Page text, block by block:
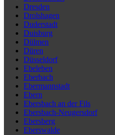
Dresden
Drolshagen
Duderstadt
Duisburg
Dülmen
Düren
Düsseldorf
Ebeleben
Eberbach
Ebermannstadt
Ebern
Ebersbach an der Fils
Ebersbach-Neugersdorf
Ebersberg
Eberswalde